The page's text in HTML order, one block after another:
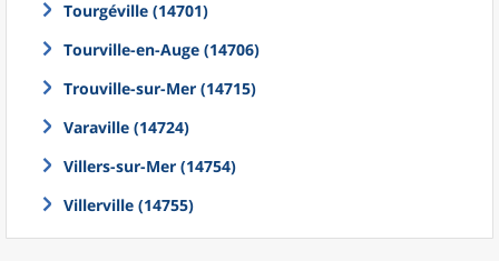
Tourgéville (14701)
Tourville-en-Auge (14706)
Trouville-sur-Mer (14715)
Varaville (14724)
Villers-sur-Mer (14754)
Villerville (14755)